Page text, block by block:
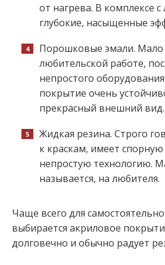
от нагрева. В комплексе
глубокие, насыщенные
Порошковые эмали. Мало
любительской работе,
непростого
покрытие очень
прекрасный внешний вид.
Жидкая резина. Строго
к краскам, имеет
непростую технологию.
называется, на любителя.
Чаще всего для
выбирается акриловое
долговечно и обычно радует